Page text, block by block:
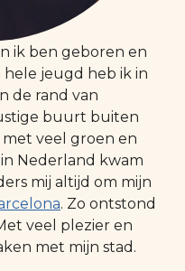
ik ben geboren en
hele jeugd heb ik in
de rand van
buurt buiten
veel groen en
Nederland kwam
mij altijd om mijn
. Zo ontstond
veel plezier en
met mijn stad.